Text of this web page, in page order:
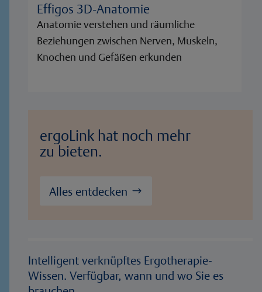
Effigos 3D-Anatomie
Anatomie verstehen und räumliche
Beziehungen zwischen Nerven, Muskeln,
Knochen und Gefäßen erkunden
ergoLink hat noch mehr
zu bieten.
Alles entdecken
Intelligent verknüpftes Ergotherapie-
Wissen. Verfügbar, wann und wo Sie es